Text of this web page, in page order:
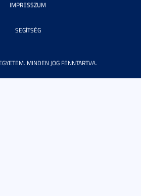
MINDEN JOG FENNTARTVA.
IMPRESSZUM
SEGÍTSÉG